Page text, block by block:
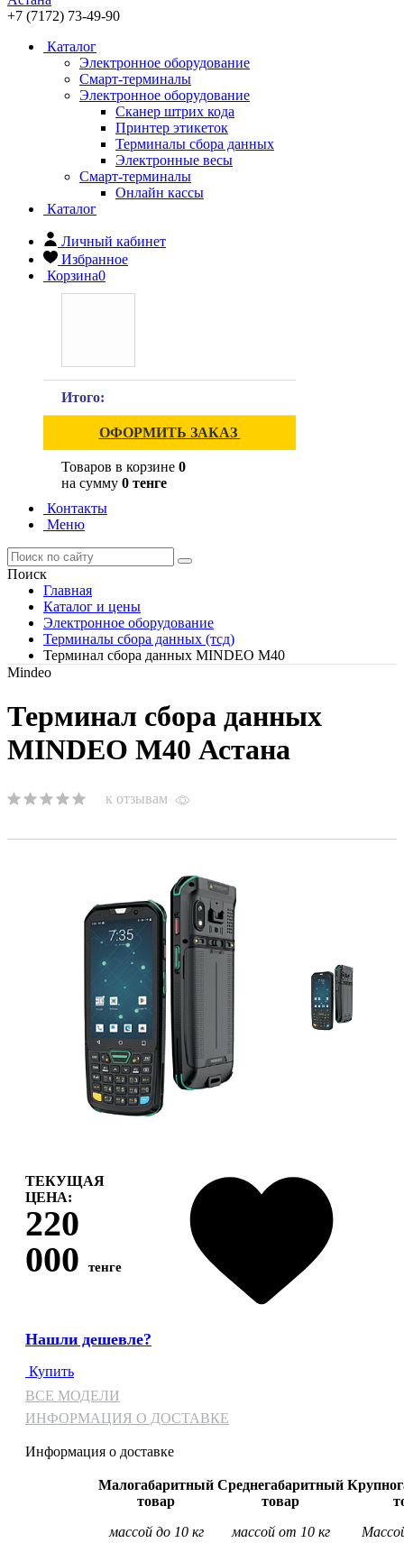
+7 (7172) 73-49-90
Каталог
Электронное оборудование
Смарт-терминалы
Электронное оборудование
Сканер штрих кода
Принтер этикеток
Терминалы сбора данных
Электронные весы
Смарт-терминалы
Онлайн кассы
Каталог
Личный кабинет
Избранное
Корзина0
Итого:
ОФОРМИТЬ ЗАКАЗ
Товаров в корзине 0
на сумму 0 тенге
Контакты
Меню
Поиск
Главная
Каталог и цены
Электронное оборудование
Терминалы сбора данных (тсд)
Терминал сбора данных MINDEO M40
Mindeo
Терминал сбора данных
MINDEO M40 Астана
к отзывам
ТЕКУЩАЯ
ЦЕНА:
220
000
тенге
Нашли дешевле?
ВСЕ МОДЕЛИ
ИНФОРМАЦИЯ О ДОСТАВКЕ
Информация о доставке
Малогабаритный
товар
массой до 10 кг
Среднегабаритный
товар
массой от 10 кг
Купить